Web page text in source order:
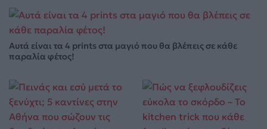
Αυτά είναι τα 4 prints στα μαγιό που θα βλέπεις σε κάθε
παραλία φέτος!